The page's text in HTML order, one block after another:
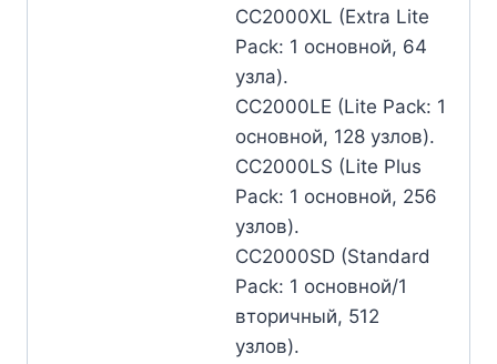
CC2000XL (Extra Lite
Pack: 1 основной, 64
узла).
CC2000LE (Lite Pack: 1
основной, 128 узлов).
CC2000LS (Lite Plus
Pack: 1 основной, 256
узлов).
CC2000SD (Standard
Pack: 1 основной/1
вторичный, 512
узлов).